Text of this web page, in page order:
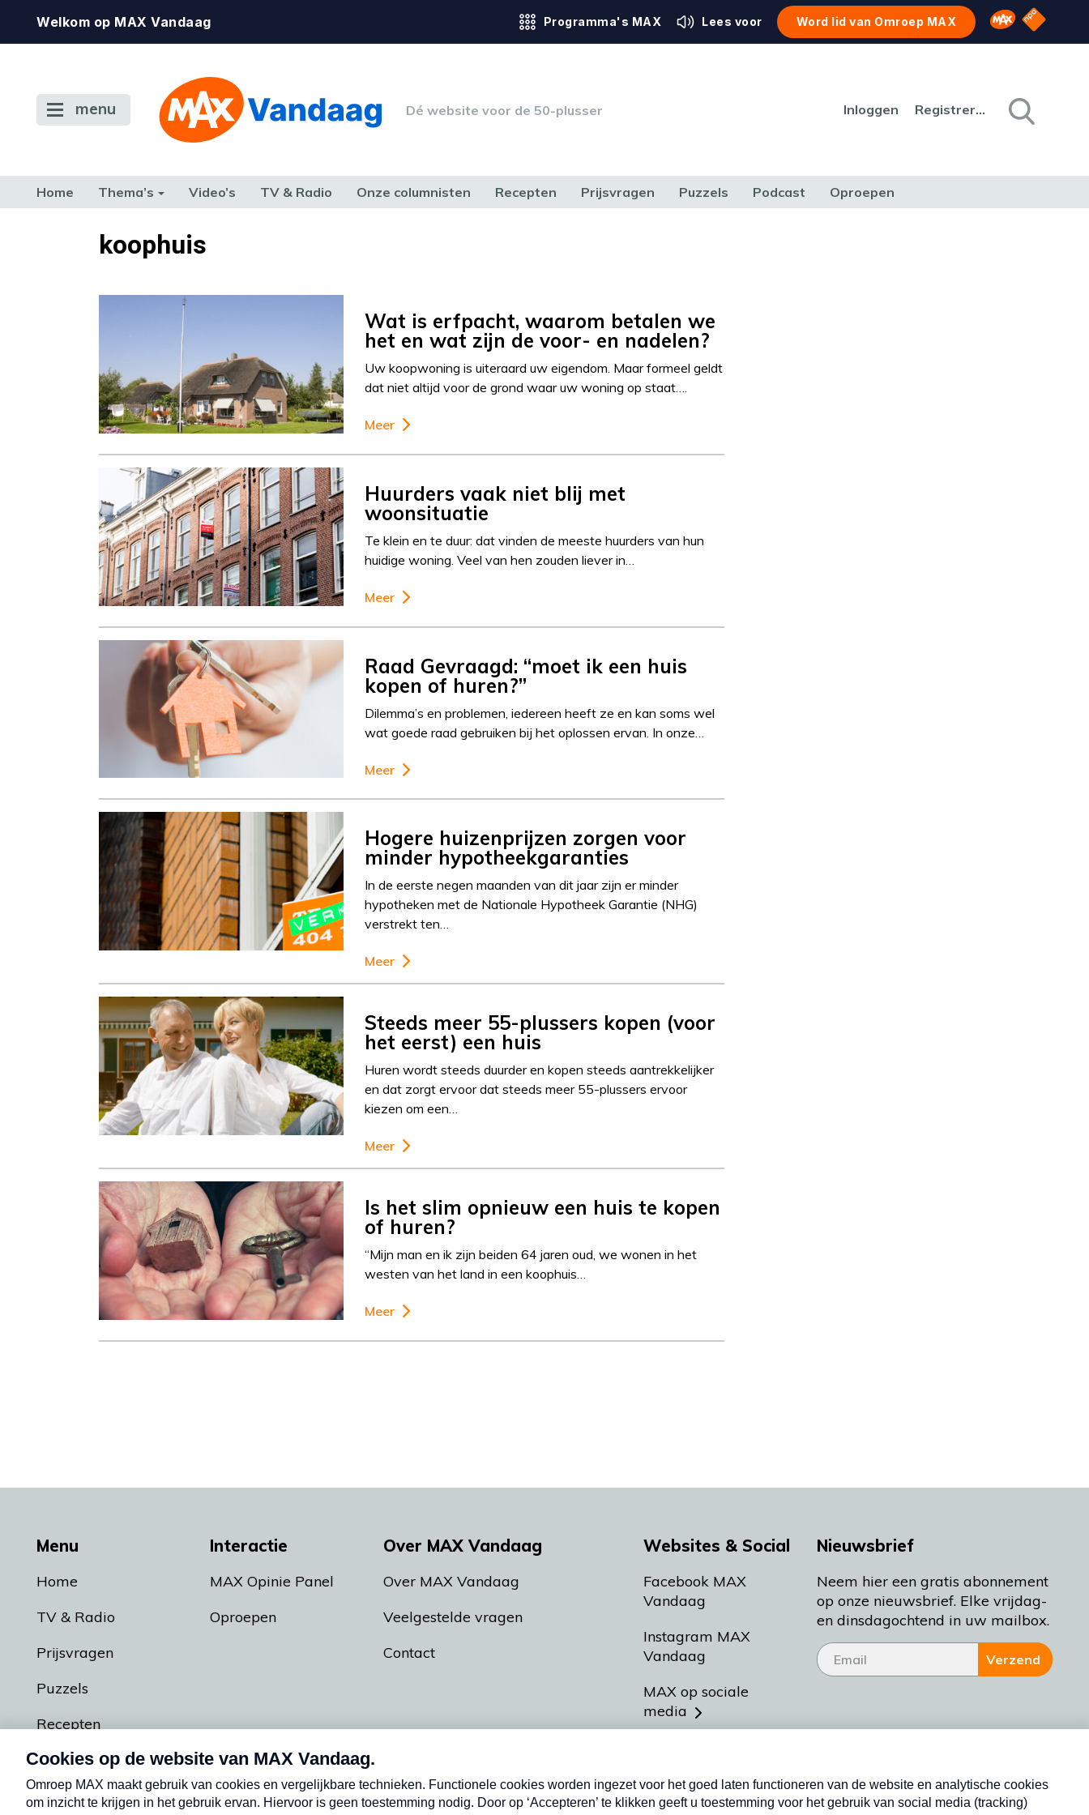
Welkom op MAX Vandaag Programma's MAX Lees voor Word lid van Omroep MAX Omroep MAX
NPO
menu Dé website voor de 50-plusser Inloggen Registreren
Home Thema’s Video’s TV & Radio Onze columnisten Recepten Prijsvragen Puzzels Podcast Oproepen
TERUG NAAR TOENkoophuis
Wat is erfpacht, waarom betalen we
het en wat zijn de voor- en nadelen?
Uw koopwoning is uiteraard uw eigendom. Maar formeel geldt
dat niet altijd voor de grond waar uw woning op staat….
Meer
Huurders vaak niet blij met
woonsituatie
Te klein en te duur: dat vinden de meeste huurders van hun
huidige woning. Veel van hen zouden liever in…
Meer
Raad Gevraagd: “moet ik een huis
kopen of huren?”
Dilemma’s en problemen, iedereen heeft ze en kan soms wel
wat goede raad gebruiken bij het oplossen ervan. In onze…
Meer
Hogere huizenprijzen zorgen voor
minder hypotheekgaranties
In de eerste negen maanden van dit jaar zijn er minder
hypotheken met de Nationale Hypotheek Garantie (NHG)
verstrekt ten…
Meer
Steeds meer 55-plussers kopen (voor
het eerst) een huis
Huren wordt steeds duurder en kopen steeds aantrekkelijker
en dat zorgt ervoor dat steeds meer 55-plussers ervoor
kiezen om een…
Meer
Is het slim opnieuw een huis te kopen
of huren?
“Mijn man en ik zijn beiden 64 jaren oud, we wonen in het
westen van het land in een koophuis…
Meer
Menu
Home
TV & Radio
Prijsvragen
Puzzels
Recepten
Podcasts
Interactie
MAX Opinie Panel
Oproepen
Over MAX Vandaag
Over MAX Vandaag
Veelgestelde vragen
Contact
Websites & Social
Facebook MAX
Vandaag
Instagram MAX
Vandaag
MAX op sociale
media
Meldpunt Actueel
Nieuwsbrief
Neem hier een gratis abonnement
op onze nieuwsbrief. Elke vrijdag-
en dinsdagochtend in uw mailbox.
Verzend
Nieuwsbrief